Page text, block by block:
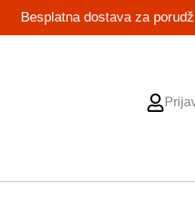
Besplatna dostava za